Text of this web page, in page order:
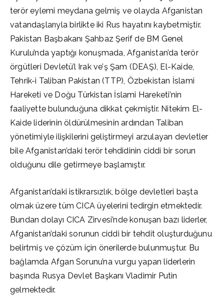
terör eylemi meydana gelmiş ve olayda Afganistan
vatandaşlarıyla birlikte iki Rus hayatını kaybetmiştir.
Pakistan Başbakanı Şahbaz Şerif de BM Genel
Kurulu’nda yaptığı konuşmada, Afganistan’da terör
örgütleri Devletü’l Irak ve’ş Şam (DEAŞ), El-Kaide,
Tehrik-i Taliban Pakistan (TTP), Özbekistan İslami
Hareketi ve Doğu Türkistan İslami Hareketi’nin
faaliyette bulunduğuna dikkat çekmiştir. Nitekim El-
Kaide liderinin öldürülmesinin ardından Taliban
yönetimiyle ilişkilerini geliştirmeyi arzulayan devletler
bile Afganistan’daki terör tehdidinin ciddi bir sorun
olduğunu dile getirmeye başlamıştır.
Afganistan’daki istikrarsızlık, bölge devletleri başta
olmak üzere tüm CICA üyelerini tedirgin etmektedir.
Bundan dolayı CICA Zirvesi’nde konuşan bazı liderler,
Afganistan’daki sorunun ciddi bir tehdit oluşturduğunu
belirtmiş ve çözüm için önerilerde bulunmuştur. Bu
bağlamda Afgan Sorunu’na vurgu yapan liderlerin
başında Rusya Devlet Başkanı Vladimir Putin
gelmektedir.